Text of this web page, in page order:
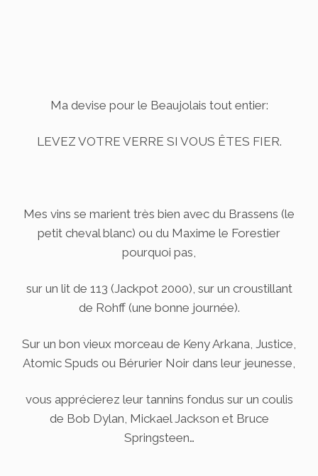
Ma devise pour le Beaujolais tout entier:
LEVEZ VOTRE VERRE SI VOUS ÊTES FIER.
Mes vins se marient très bien avec du Brassens (le
petit cheval blanc) ou du Maxime le Forestier
pourquoi pas,
sur un lit de 113 (Jackpot 2000), sur un croustillant
de Rohff (une bonne journée).
Sur un bon vieux morceau de Keny Arkana, Justice,
Atomic Spuds ou Bérurier Noir dans leur jeunesse,
vous apprécierez leur tannins fondus sur un coulis
de Bob Dylan, Mickael Jackson et Bruce
Springsteen…